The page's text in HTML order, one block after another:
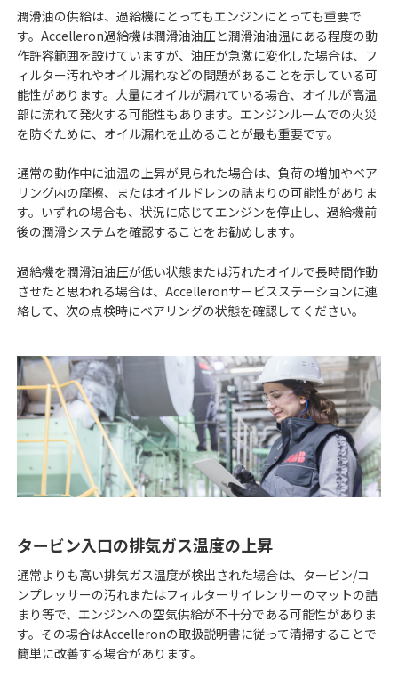
TSUアフターサービスの特長
過給機メンテナンスの基礎知識
メンテナンス契約
過給機・メンテナンスのQ&A
デジタルソリューションについて
企業理念・代表挨拶
会社概要・沿革
事業所所在地
潤滑油の供給は、過給機にとってもエンジンにとっても重要で
す。Accelleron過給機は潤滑油油圧と潤滑油油温にある程度の動
作許容範囲を設けていますが、油圧が急激に変化した場合は、フ
ィルター汚れやオイル漏れなどの問題があることを示している可
能性があります。大量にオイルが漏れている場合、オイルが高温
部に流れて発火する可能性もあります。エンジンルームでの火災
を防ぐために、オイル漏れを止めることが最も重要です。
通常の動作中に油温の上昇が見られた場合は、負荷の増加やベア
リング内の摩擦、またはオイルドレンの詰まりの可能性がありま
す。いずれの場合も、状況に応じてエンジンを停止し、過給機前
後の潤滑システムを確認することをお勧めします。
過給機を潤滑油油圧が低い状態または汚れたオイルで長時間作動
させたと思われる場合は、Accelleronサービスステーションに連
絡して、次の点検時にベアリングの状態を確認してください。
タービン入口の排気ガス温度の上昇
通常よりも高い排気ガス温度が検出された場合は、タービン/コ
ンプレッサーの汚れまたはフィルターサイレンサーのマットの詰
まり等で、エンジンへの空気供給が不十分である可能性がありま
す。その場合はAccelleronの取扱説明書に従って清掃することで
簡単に改善する場合があります。